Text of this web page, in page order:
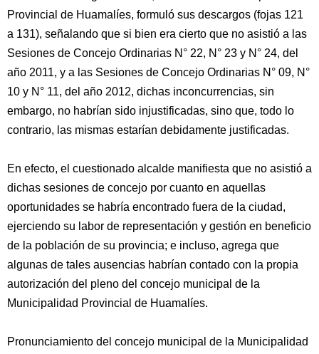
Provincial de Huamalíes, formuló sus descargos (fojas 121
a 131), señalando que si bien era cierto que no asistió a las
Sesiones de Concejo Ordinarias N° 22, N° 23 y N° 24, del
año 2011, y a las Sesiones de Concejo Ordinarias N° 09, N°
10 y N° 11, del año 2012, dichas inconcurrencias, sin
embargo, no habrían sido injustificadas, sino que, todo lo
contrario, las mismas estarían debidamente justificadas.
En efecto, el cuestionado alcalde manifiesta que no asistió a
dichas sesiones de concejo por cuanto en aquellas
oportunidades se habría encontrado fuera de la ciudad,
ejerciendo su labor de representación y gestión en beneficio
de la población de su provincia; e incluso, agrega que
algunas de tales ausencias habrían contado con la propia
autorización del pleno del concejo municipal de la
Municipalidad Provincial de Huamalíes.
Pronunciamiento del concejo municipal de la Municipalidad